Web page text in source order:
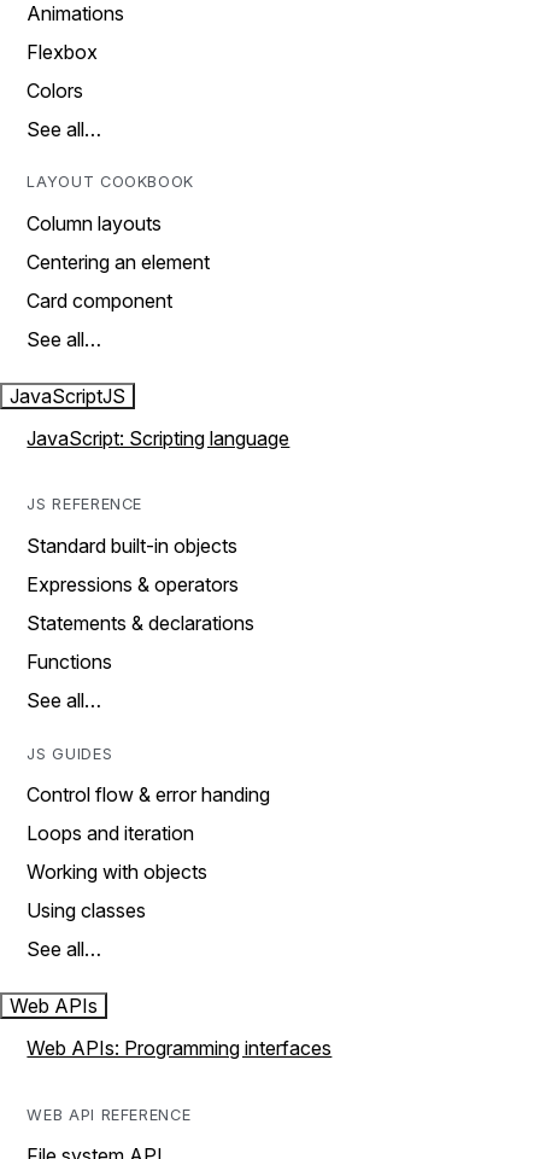
Animations
Flexbox
Colors
See all…
LAYOUT COOKBOOK
Column layouts
Centering an element
Card component
See all…
JavaScriptJS
JavaScript: Scripting language
JS REFERENCE
Standard built-in objects
Expressions & operators
Statements & declarations
Functions
See all…
JS GUIDES
Control flow & error handing
Loops and iteration
Working with objects
Using classes
See all…
Web APIs
Web APIs: Programming interfaces
WEB API REFERENCE